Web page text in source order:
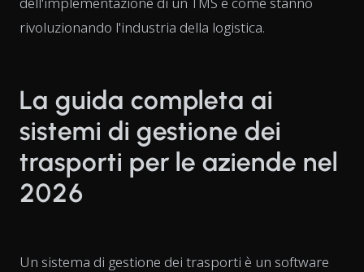
rivoluzionando l'industria della logistica.
La guida completa ai
sistemi di gestione dei
trasporti per le aziende nel
2026
Un sistema di gestione dei trasporti è un software